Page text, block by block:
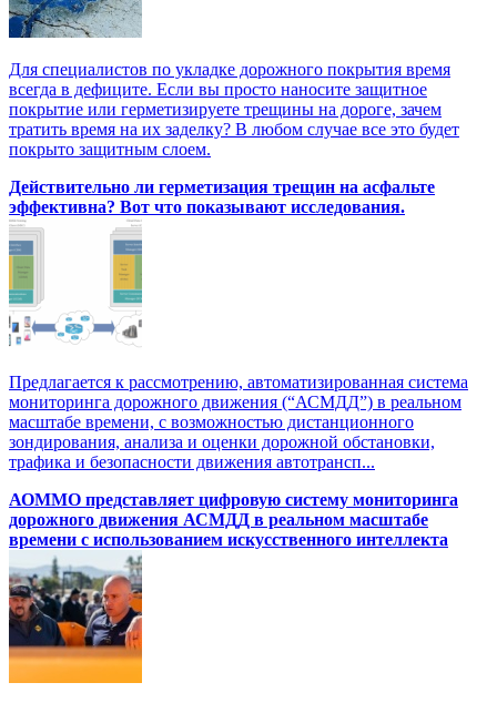
Для специалистов по укладке дорожного покрытия время
всегда в дефиците. Если вы просто наносите защитное
покрытие или герметизируете трещины на дороге, зачем
тратить время на их заделку? В любом случае все это будет
покрыто защитным слоем.
Действительно ли герметизация трещин на асфальте
эффективна? Вот что показывают исследования.
Предлагается к рассмотрению, автоматизированная система
мониторинга дорожного движения (“АСМДД”) в реальном
масштабе времени, с возможностью дистанционного
зондирования, анализа и оценки дорожной обстановки,
трафика и безопасности движения автотрансп...
АОММО представляет цифровую cистему мониторинга
дорожного движения АСМДД в реальном масштабе
времени с использованием искусственного интеллекта